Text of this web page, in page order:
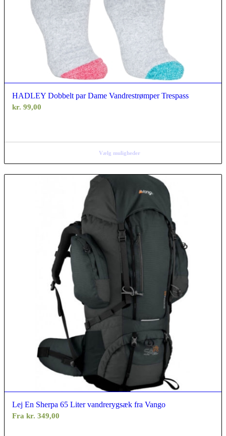
HADLEY Dobbelt par Dame Vandrestrømper Trespass
kr. 99,00
Vælg muligheder
Lej En Sherpa 65 Liter vandrerygsæk fra Vango
Fra kr. 349,00